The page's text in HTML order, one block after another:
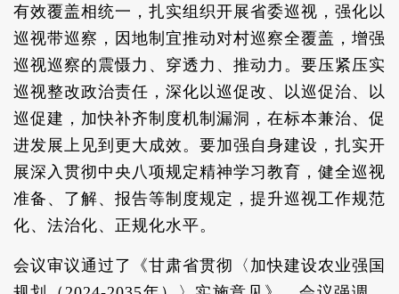
有效覆盖相统一，扎实组织开展省委巡视，强化以
巡视带巡察，因地制宜推动对村巡察全覆盖，增强
巡视巡察的震慑力、穿透力、推动力。要压紧压实
巡视整改政治责任，深化以巡促改、以巡促治、以
巡促建，加快补齐制度机制漏洞，在标本兼治、促
进发展上见到更大成效。要加强自身建设，扎实开
展深入贯彻中央八项规定精神学习教育，健全巡视
准备、了解、报告等制度规定，提升巡视工作规范
化、法治化、正规化水平。
会议审议通过了《甘肃省贯彻〈加快建设农业强国